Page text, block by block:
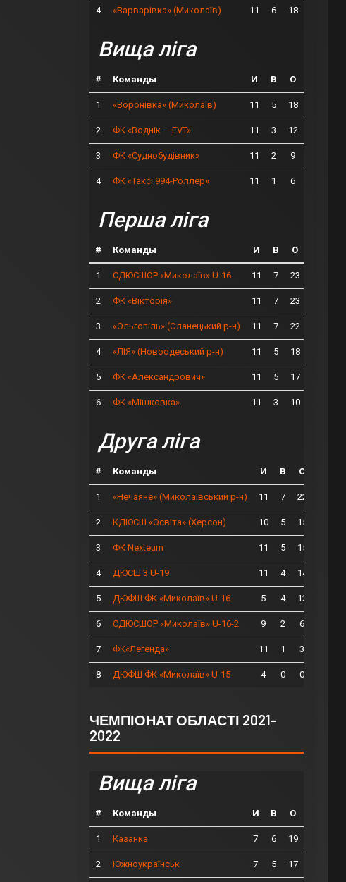
4 «Варварівка» (Миколаїв) 11 6 18
Вища ліга
# Команды И В О
1 «Воронівка» (Миколаїв) 11 5 18
2 ФК «Воднік — EVT» 11 3 12
3 ФК «Суднобудівник» 11 2 9
4 ФК «Таксі 994-Роллер» 11 1 6
Перша ліга
# Команды И В О
1 СДЮСШОР «Миколаїв» U-16 11 7 23
2 ФК «Вікторія» 11 7 23
3 «Ольгопіль» (Єланецький р-н) 11 7 22
4 «ЛІЯ» (Новоодеський р-н) 11 5 18
5 ФК «Александрович» 11 5 17
6 ФК «Мішковка» 11 3 10
Друга ліга
# Команды И В О
1 «Нечаяне» (Миколаївський р-н) 11 7 22
2 КДЮСШ «Освіта» (Херсон) 10 5 15
3 ФК Nexteum 11 5 15
4 ДЮСШ 3 U-19 11 4 14
5 ДЮФШ ФК «Миколаїв» U-16 5 4 12
6 СДЮСШОР «Миколаїв» U-16-2 9 2 6
7 ФК«Легенда» 11 1 3
8 ДЮФШ ФК «Миколаїв» U-15 4 0 0
ЧЕМПІОНАТ ОБЛАСТІ 2021-
2022
Вища ліга
# Команды И В О
1 Казанка 7 6 19
2 Южноукраїнськ 7 5 17